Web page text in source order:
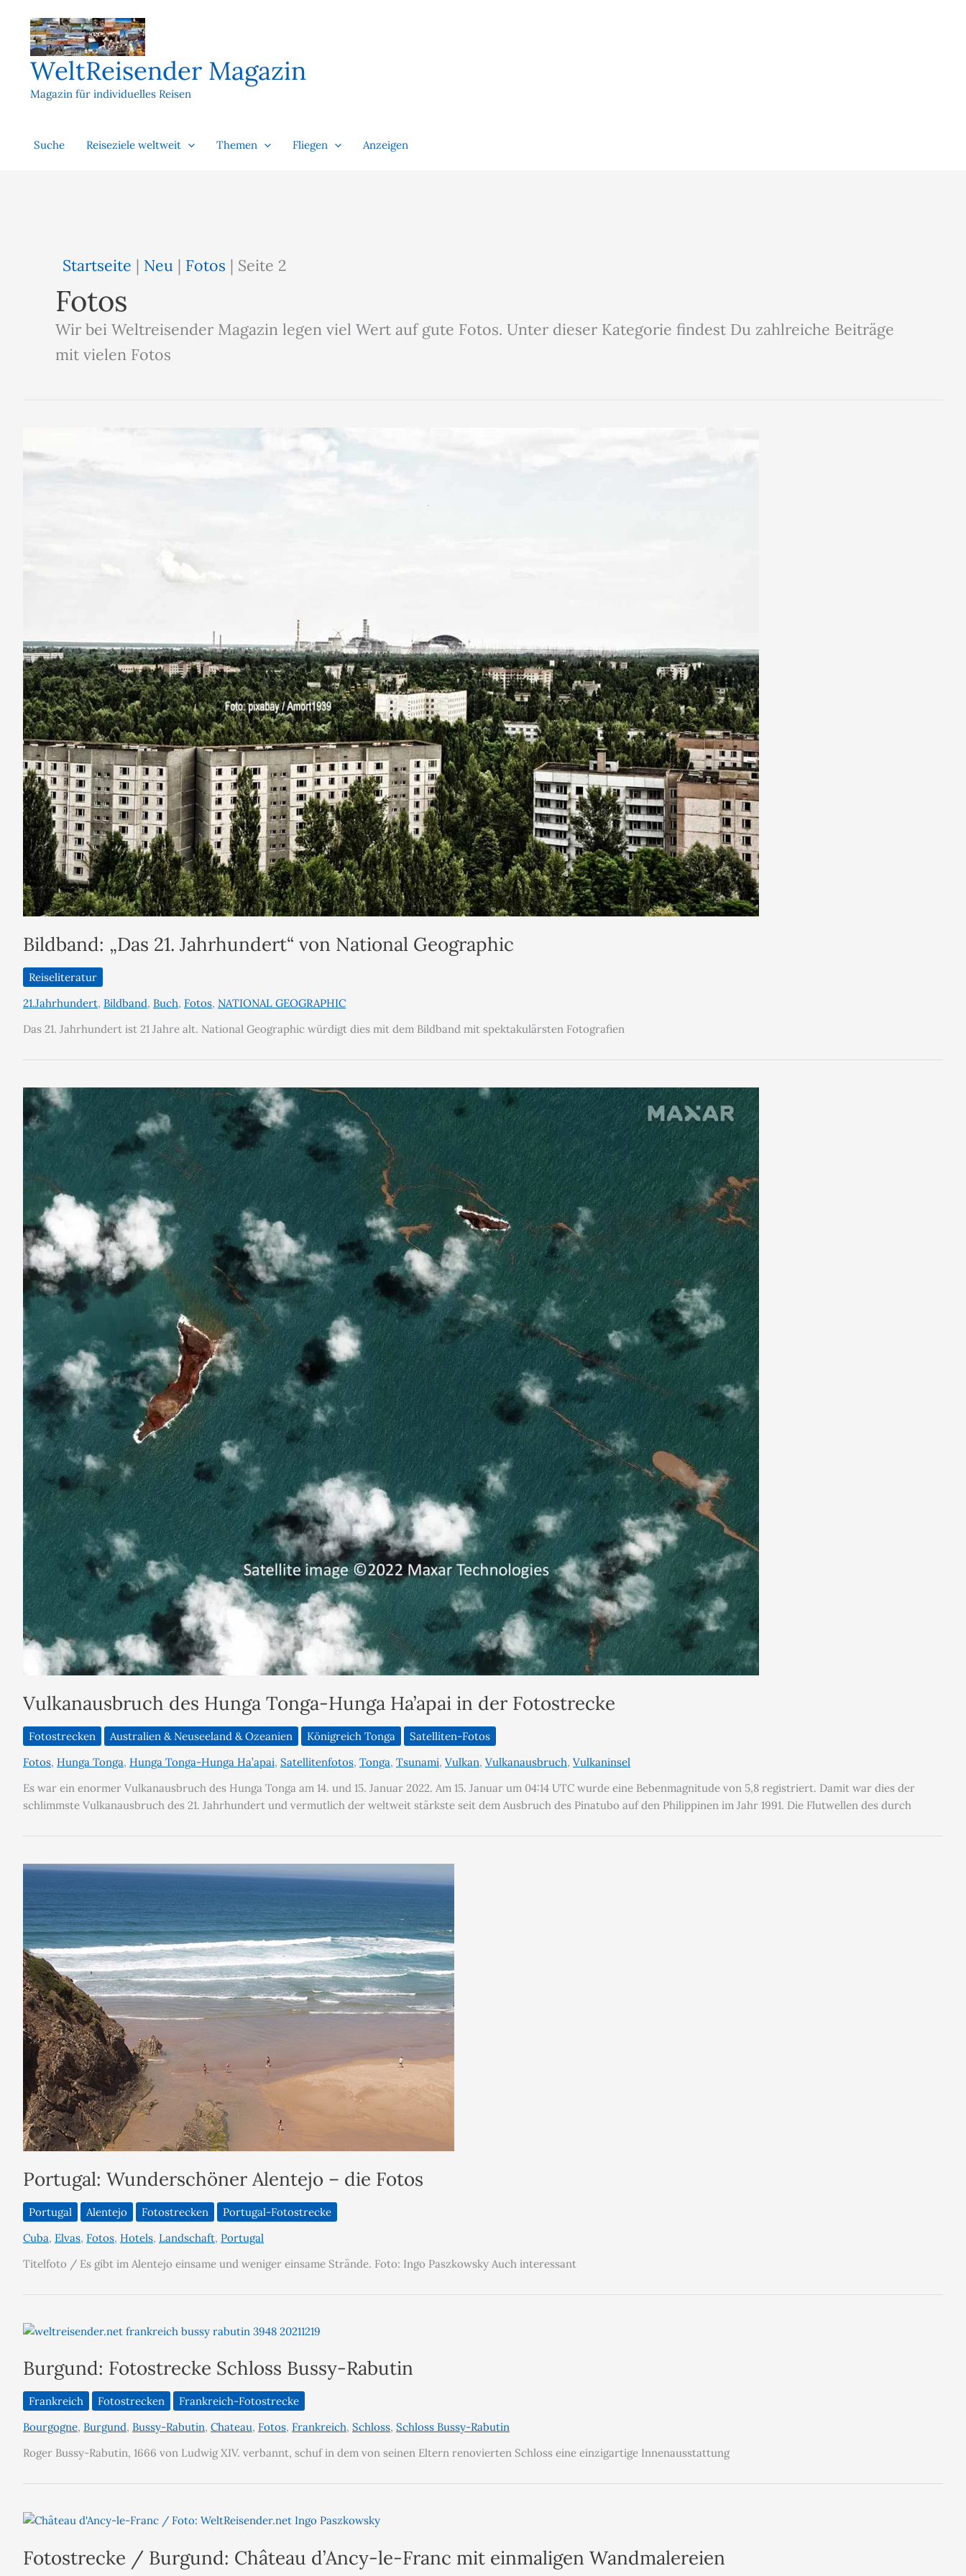
springen
WeltReisender Magazin
Magazin für individuelles Reisen
Suche Reiseziele weltweit Themen Fliegen Anzeigen
Startseite | Neu | Fotos | Seite 2
Fotos
Wir bei Weltreisender Magazin legen viel Wert auf gute Fotos. Unter dieser Kategorie findest Du zahlreiche Beiträge
mit vielen Fotos
Bildband: „Das 21. Jahrhundert“ von National Geographic
Reiseliteratur
21.Jahrhundert, Bildband, Buch, Fotos, NATIONAL GEOGRAPHIC
Das 21. Jahrhundert ist 21 Jahre alt. National Geographic würdigt dies mit dem Bildband mit spektakulärsten Fotografien
Vulkanausbruch des Hunga Tonga-Hunga Ha’apai in der Fotostrecke
Fotostrecken Australien & Neuseeland & Ozeanien Königreich Tonga
Satelliten-Fotos
Fotos, Hunga Tonga, Hunga Tonga-Hunga Ha’apai, Satellitenfotos, Tonga, Tsunami, Vulkan, Vulkanausbruch, Vulkaninsel
Es war ein enormer Vulkanausbruch des Hunga Tonga am 14. und 15. Januar 2022. Am 15. Januar um 04:14 UTC wurde eine Bebenmagnitude von 5,8 registriert. Damit war dies der
schlimmste Vulkanausbruch des 21. Jahrhundert und vermutlich der weltweit stärkste seit dem Ausbruch des Pinatubo auf den Philippinen im Jahr 1991. Die Flutwellen des durch
Portugal: Wunderschöner Alentejo – die Fotos
Portugal Alentejo Fotostrecken
Portugal-Fotostrecke
Cuba, Elvas, Fotos, Hotels, Landschaft, Portugal
Titelfoto / Es gibt im Alentejo einsame und weniger einsame Strände. Foto: Ingo Paszkowsky Auch interessant
Burgund: Fotostrecke Schloss Bussy-Rabutin
Frankreich Fotostrecken
Frankreich-Fotostrecke
Bourgogne, Burgund, Bussy-Rabutin, Chateau, Fotos, Frankreich, Schloss, Schloss Bussy-Rabutin
Roger Bussy-Rabutin, 1666 von Ludwig XIV. verbannt, schuf in dem von seinen Eltern renovierten Schloss eine einzigartige Innenausstattung
Fotostrecke / Burgund: Château d’Ancy-le-Franc mit einmaligen Wandmalereien